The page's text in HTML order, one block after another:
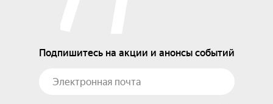
Подпишитесь на акции и анонсы событий